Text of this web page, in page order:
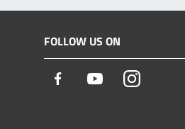
FOLLOW US ON
Facebook YoutubeInstagram